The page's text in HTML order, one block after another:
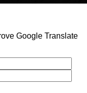
Google Translate